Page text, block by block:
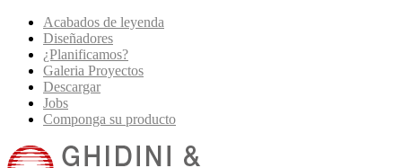
Acabados de leyenda
Diseñadores
¿Planificamos?
Galeria Proyectos
Descargar
Jobs
Componga su producto